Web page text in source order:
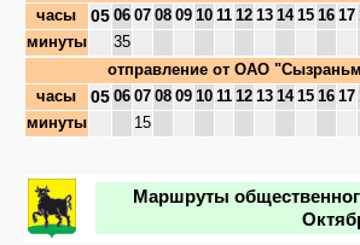
часы
05 06 07 08 09 10 11 12 13 14 15 16 17
минуты
35
отправление от ОАО
часы
05 06 07 08 09 10 11 12 13 14 15 16 17
минуты
15
Маршруты